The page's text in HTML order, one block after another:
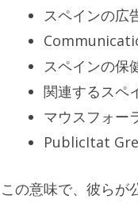
スペインの広
スペインの保
関連するスペ
マウスフォー
PublicItat
この意味で、彼らが